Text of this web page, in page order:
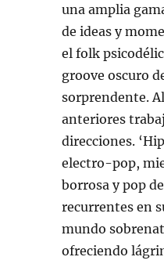
una amplia
de ideas y
el folk
groove oscuro
sorprendente.
anteriores
direcciones.
electro-pop,
borrosa y pop
recurrentes en
mundo
ofreciendo